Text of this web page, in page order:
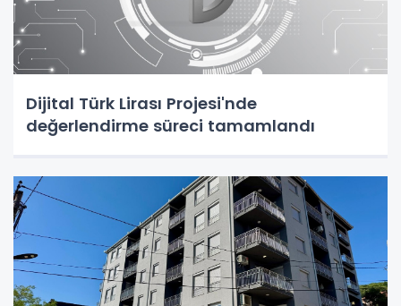
Dijital Türk Lirası Projesi'nde
değerlendirme süreci tamamlandı